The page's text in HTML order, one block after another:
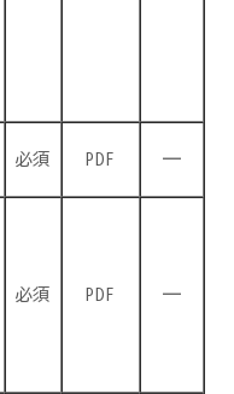
必須 PDF ―
必須 PDF ―